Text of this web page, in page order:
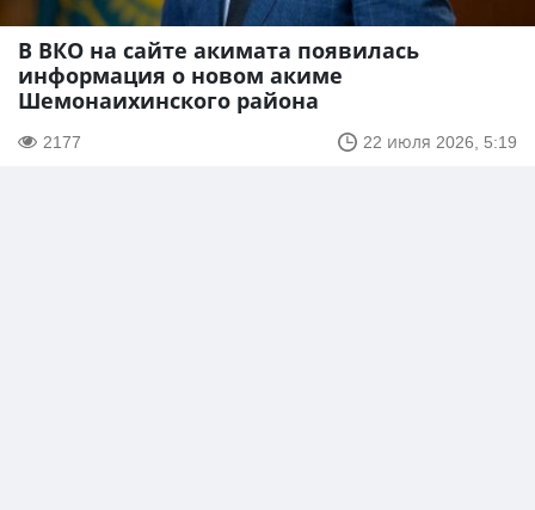
В ВКО на сайте акимата появилась
информация о новом акиме
Шемонаихинского района
2177 22 июля 2026, 5:19